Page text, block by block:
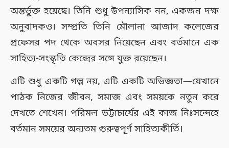
অন্তর্ভুক্ত হয়েছে। তিনি শুধু উপন্যাসিক নন, একজন দক্ষ
অনুবাদকও। সম্প্রতি তিনি মৌলানা আজাদ কলেজের
প্রফেসর পদ থেকে অবসর নিয়েছেন এবং বর্তমানে এক
সাহিত্য-সংস্কৃতি কেন্দ্রের সঙ্গে যুক্ত রয়েছেন।
এটি শুধু একটি গল্প নয়, এটি একটি অভিজ্ঞতা—যেখানে
পাঠক নিজের জীবন, সমাজ এবং সময়কে নতুন করে
দেখতে শেখেন। পরিমল ভট্টাচার্যের এই কাজ নিঃসন্দেহে
বর্তমান সময়ের অন্যতম গুরুত্বপূর্ণ সাহিত্যকীর্তি।